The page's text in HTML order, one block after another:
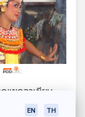
แซกอาเซียน
ระบำลูกตา
EN TH